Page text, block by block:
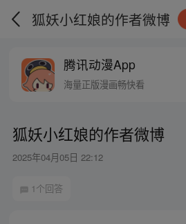
狐妖小红娘的作者微博
腾讯动漫App
海量正版漫画畅快看
狐妖小红娘的作者微博
2025年04月05日 22:12
1个回答